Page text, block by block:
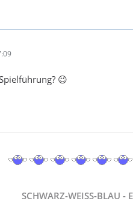
😉
SCHWARZ-WEISS-BLAU